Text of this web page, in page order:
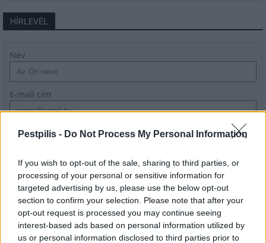
Pestpilis - Do Not Process My Personal Information
If you wish to opt-out of the sale, sharing to third parties, or
processing of your personal or sensitive information for
targeted advertising by us, please use the below opt-out
section to confirm your selection. Please note that after your
opt-out request is processed you may continue seeing
interest-based ads based on personal information utilized by
us or personal information disclosed to third parties prior to
HÍRLEVÉL
Név
E-mail cím
Feliratkozom a hírlevélre és elfogadom azadatvédelmi
FELIRATKOZÁS
LEGFRISSEBB